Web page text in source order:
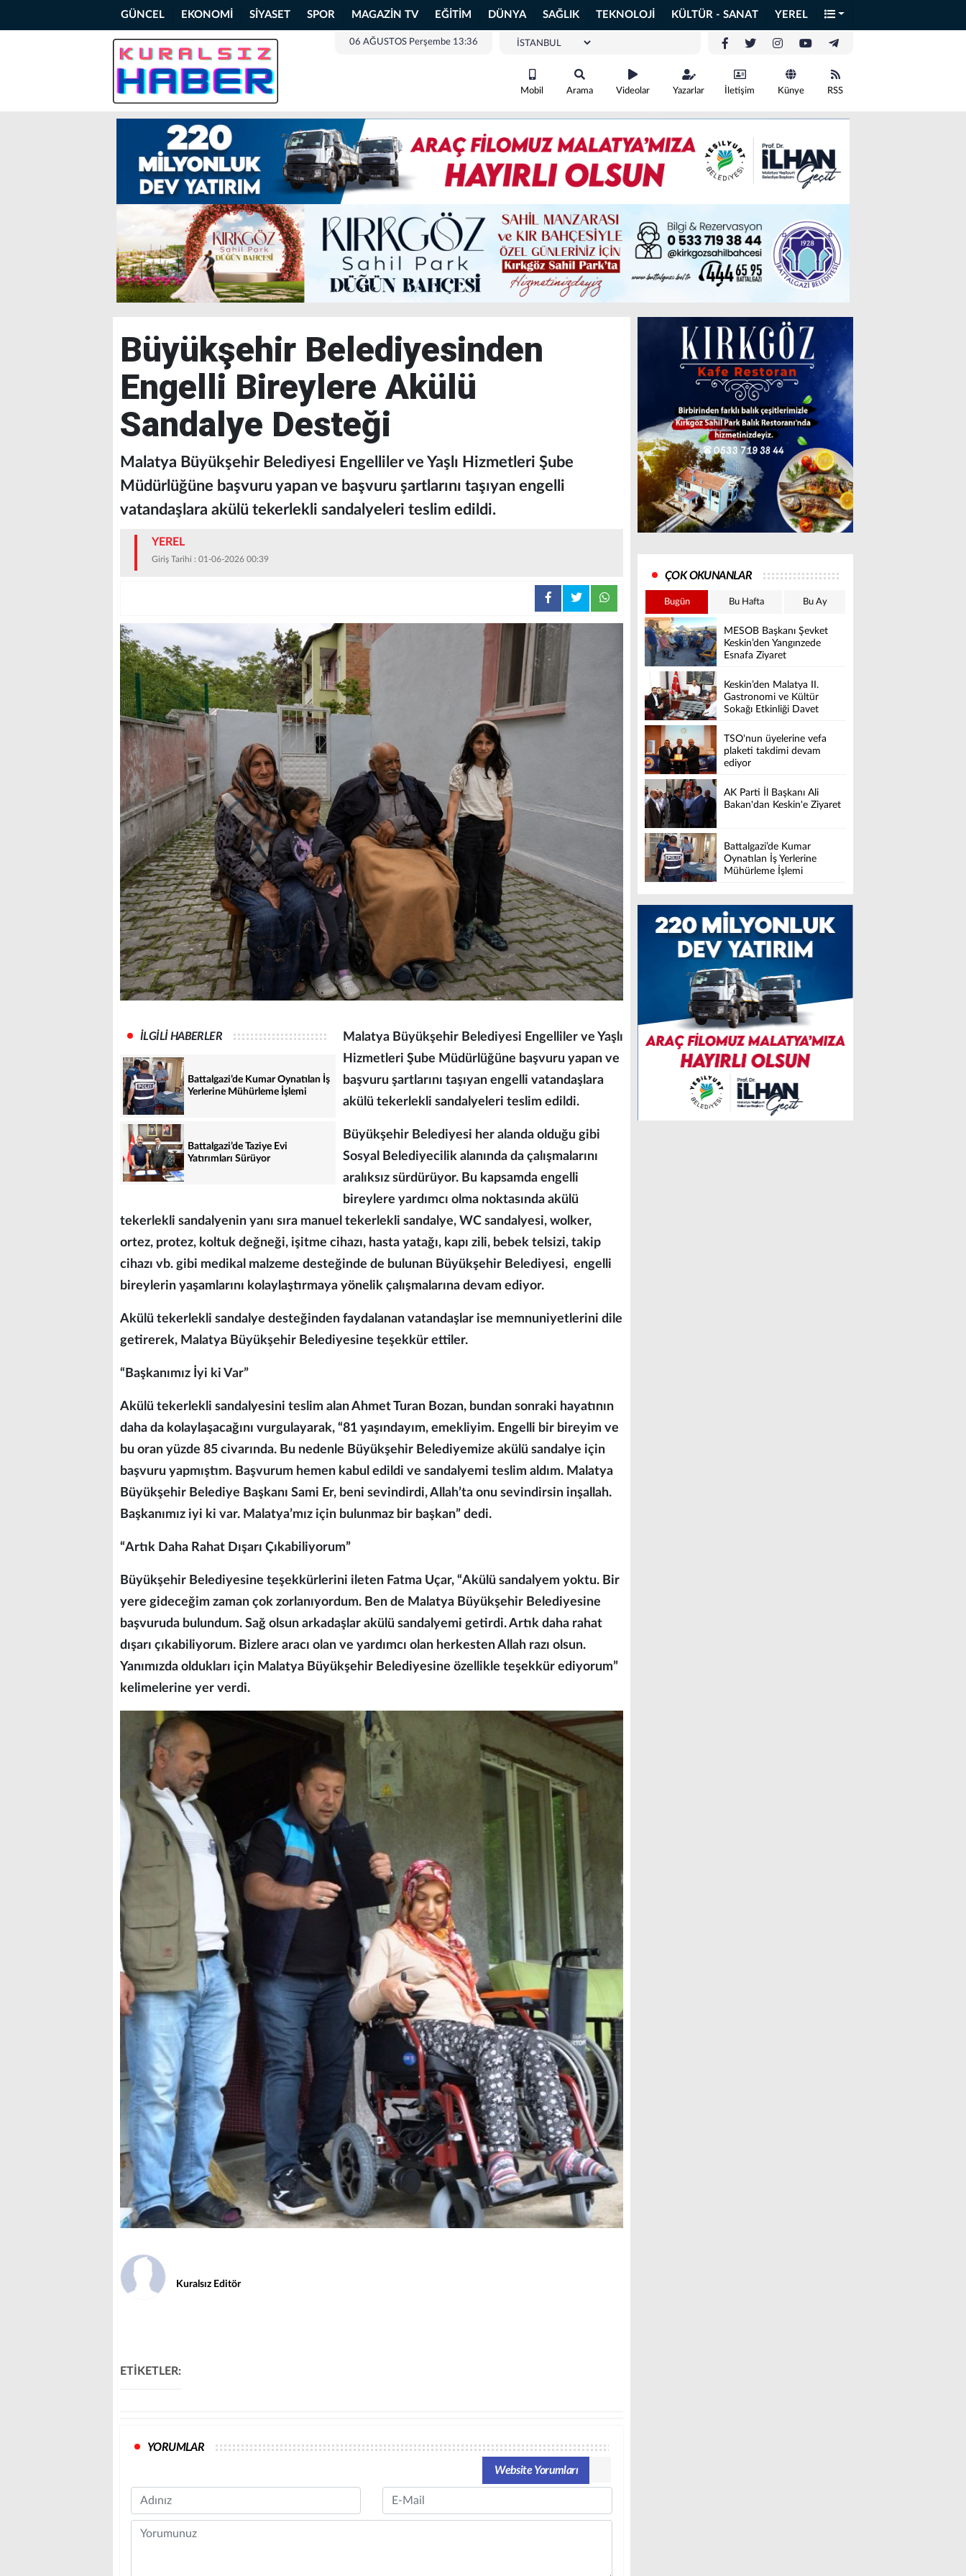
GÜNCEL EKONOMİ SİYASET SPOR MAGAZİN TV EĞİTİM DÜNYA SAĞLIK TEKNOLOJİ KÜLTÜR - SANAT YEREL
06 AĞUSTOS Perşembe 13:36
Mobil Arama Videolar Yazarlar İletişim Künye RSS
Büyükşehir Belediyesinden
Engelli Bireylere Akülü
Sandalye Desteği
Malatya Büyükşehir Belediyesi Engelliler ve Yaşlı Hizmetleri Şube
Müdürlüğüne başvuru yapan ve başvuru şartlarını taşıyan engelli
vatandaşlara akülü tekerlekli sandalyeleri teslim edildi.
YEREL
Giriş Tarihi : 01-06-2026 00:39
İLGİLİ HABERLER
Battalgazi’de Kumar Oynatılan İş
Yerlerine Mühürleme İşlemi
Battalgazi’de Taziye Evi
Yatırımları Sürüyor
Malatya Büyükşehir Belediyesi Engelliler ve Yaşlı
Hizmetleri Şube Müdürlüğüne başvuru yapan ve
başvuru şartlarını taşıyan engelli vatandaşlara
akülü tekerlekli sandalyeleri teslim edildi.
Büyükşehir Belediyesi her alanda olduğu gibi
Sosyal Belediyecilik alanında da çalışmalarını
aralıksız sürdürüyor. Bu kapsamda engelli
bireylere yardımcı olma noktasında akülü
tekerlekli sandalyenin yanı sıra manuel tekerlekli sandalye, WC sandalyesi, wolker,
ortez, protez, koltuk değneği, işitme cihazı, hasta yatağı, kapı zili, bebek telsizi, takip
cihazı vb. gibi medikal malzeme desteğinde de bulunan Büyükşehir Belediyesi, engelli
bireylerin yaşamlarını kolaylaştırmaya yönelik çalışmalarına devam ediyor.
Akülü tekerlekli sandalye desteğinden faydalanan vatandaşlar ise memnuniyetlerini dile
getirerek, Malatya Büyükşehir Belediyesine teşekkür ettiler.
“Başkanımız İyi ki Var”
Akülü tekerlekli sandalyesini teslim alan Ahmet Turan Bozan, bundan sonraki hayatının
daha da kolaylaşacağını vurgulayarak, “81 yaşındayım, emekliyim. Engelli bir bireyim ve
bu oran yüzde 85 civarında. Bu nedenle Büyükşehir Belediyemize akülü sandalye için
başvuru yapmıştım. Başvurum hemen kabul edildi ve sandalyemi teslim aldım. Malatya
Büyükşehir Belediye Başkanı Sami Er, beni sevindirdi, Allah’ta onu sevindirsin inşallah.
Başkanımız iyi ki var. Malatya’mız için bulunmaz bir başkan” dedi.
“Artık Daha Rahat Dışarı Çıkabiliyorum”
Büyükşehir Belediyesine teşekkürlerini ileten Fatma Uçar, “Akülü sandalyem yoktu. Bir
yere gideceğim zaman çok zorlanıyordum. Ben de Malatya Büyükşehir Belediyesine
başvuruda bulundum. Sağ olsun arkadaşlar akülü sandalyemi getirdi. Artık daha rahat
dışarı çıkabiliyorum. Bizlere aracı olan ve yardımcı olan herkesten Allah razı olsun.
Yanımızda oldukları için Malatya Büyükşehir Belediyesine özellikle teşekkür ediyorum”
kelimelerine yer verdi.
Kuralsız Editör
ETİKETLER:
YORUMLAR
Website Yorumları
Name Email
Comment
ÇOK OKUNANLAR
Bugün Bu Hafta Bu Ay
MESOB Başkanı Şevket
Keskin’den Yangınzede
Esnafa Ziyaret
Keskin’den Malatya II.
Gastronomi ve Kültür
Sokağı Etkinliği Davet
TSO'nun üyelerine vefa
plaketi takdimi devam
ediyor
AK Parti İl Başkanı Ali
Bakan'dan Keskin'e Ziyaret
Battalgazi’de Kumar
Oynatılan İş Yerlerine
Mühürleme İşlemi